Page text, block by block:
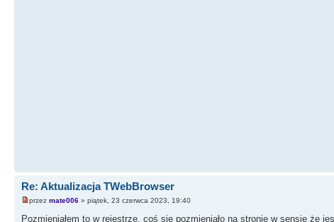
Re: Aktualizacja TWebBrowser
przez mate006 » piątek, 23 czerwca 2023, 19:40
Pozmieniałem to w rejestrze. coś się pozmieniało na stronie w sensie że